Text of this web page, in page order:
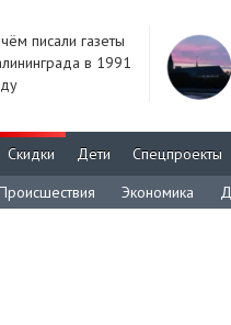
писали газеты
в 1991
Скидки Дети Спецпроекты
Экономика